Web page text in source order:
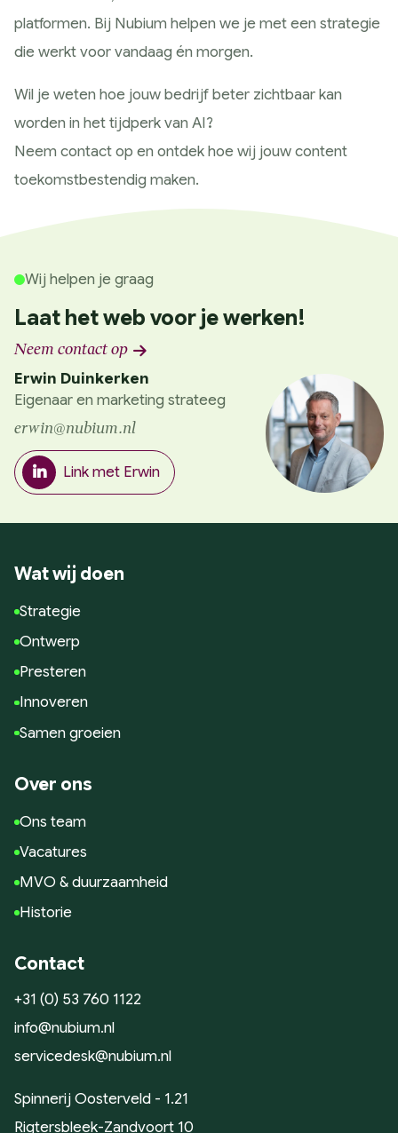
platformen. Bij Nubium helpen we je met een strategie
die werkt voor vandaag én morgen.
Wil je weten hoe jouw bedrijf beter zichtbaar kan
worden in het tijdperk van AI?
Neem contact op en ontdek hoe wij jouw content
toekomstbestendig maken.
Wij helpen je graag
Laat het web voor je werken!
Neem contact op
Erwin Duinkerken
Eigenaar en marketing strateeg
erwin@nubium.nl
Link met Erwin
Wat wij doen
Strategie
Ontwerp
Presteren
Innoveren
Samen groeien
Over ons
Ons team
Vacatures
MVO & duurzaamheid
Historie
Contact
+31 (0) 53 760 1122
info@nubium.nl
servicedesk@nubium.nl
Spinnerij Oosterveld - 1.21
Rigtersbleek-Zandvoort 10